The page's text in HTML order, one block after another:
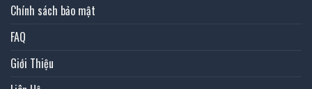
Chính sách bảo mật
FAQ
Giới Thiệu